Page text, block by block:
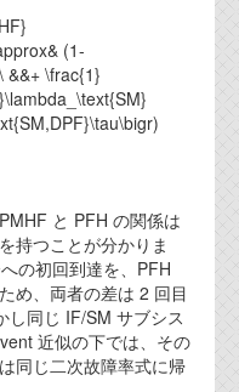
(1-
&&+ \frac{1}
と PFH の関係は
持つことが分かりま
の初回到達を、PFH
め、両者の差は 2 回目
し同じ IF/SM サブシス
近似の下では、その
同じ二次故障率式に帰